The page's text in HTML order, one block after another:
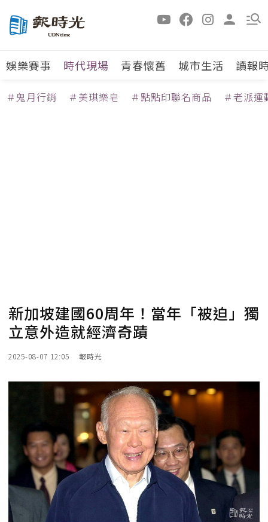
娛樂賽事 時代現場 青春懷舊 城市生活 讀報
＃鬼月行銷 ＃美琪樂皂 ＃點點印聯名商品 ＃老派運
新加坡建國60周年！當年「被迫」獨
立意外造就經濟奇蹟
2025-08-07 12:05 報時光